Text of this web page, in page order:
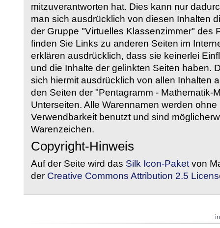
mitzuverantworten hat. Dies kann nur
man sich ausdrücklich von diesen Inhalten
der Gruppe "Virtuelles Klassenzimmer" des
finden Sie Links zu anderen Seiten im
erklären ausdrücklich, dass sie keinerlei
und die Inhalte der gelinkten Seiten haben.
sich hiermit ausdrücklich von allen Inhalten
den Seiten der "Pentagramm - Mathematik-
Unterseiten. Alle Warennamen werden
Verwendbarkeit benutzt und sind
Warenzeichen.
Copyright-Hinweis
Auf der Seite wird das Silk Icon-Paket von
der Creative Commons Attribution 2.5